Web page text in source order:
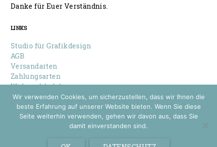
Danke für Euer Verständnis.
LINKS
Studio für Grafikdesign
AGB
Versandarten
Zahlungsarten
Widerrufsbelehrung
Datenschutz
Impressum
© 2026 Louise Wiese
Wir verwenden Cookies, um sicherzustellen, dass wir Ihnen die
beste Erfahrung auf unserer Website bieten. Wenn Sie diese
Seite weiterhin verwenden, gehen wir davon aus, dass Sie
damit einverstanden sind.